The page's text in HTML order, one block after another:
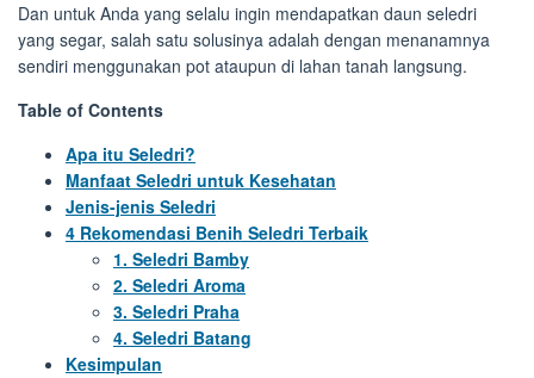
Dan untuk Anda yang selalu ingin mendapatkan daun seledri
yang segar, salah satu solusinya adalah dengan menanamnya
sendiri menggunakan pot ataupun di lahan tanah langsung.
Table of Contents
Apa itu Seledri?
Manfaat Seledri untuk Kesehatan
Jenis-jenis Seledri
4 Rekomendasi Benih Seledri Terbaik
1. Seledri Bamby
2. Seledri Aroma
3. Seledri Praha
4. Seledri Batang
Kesimpulan